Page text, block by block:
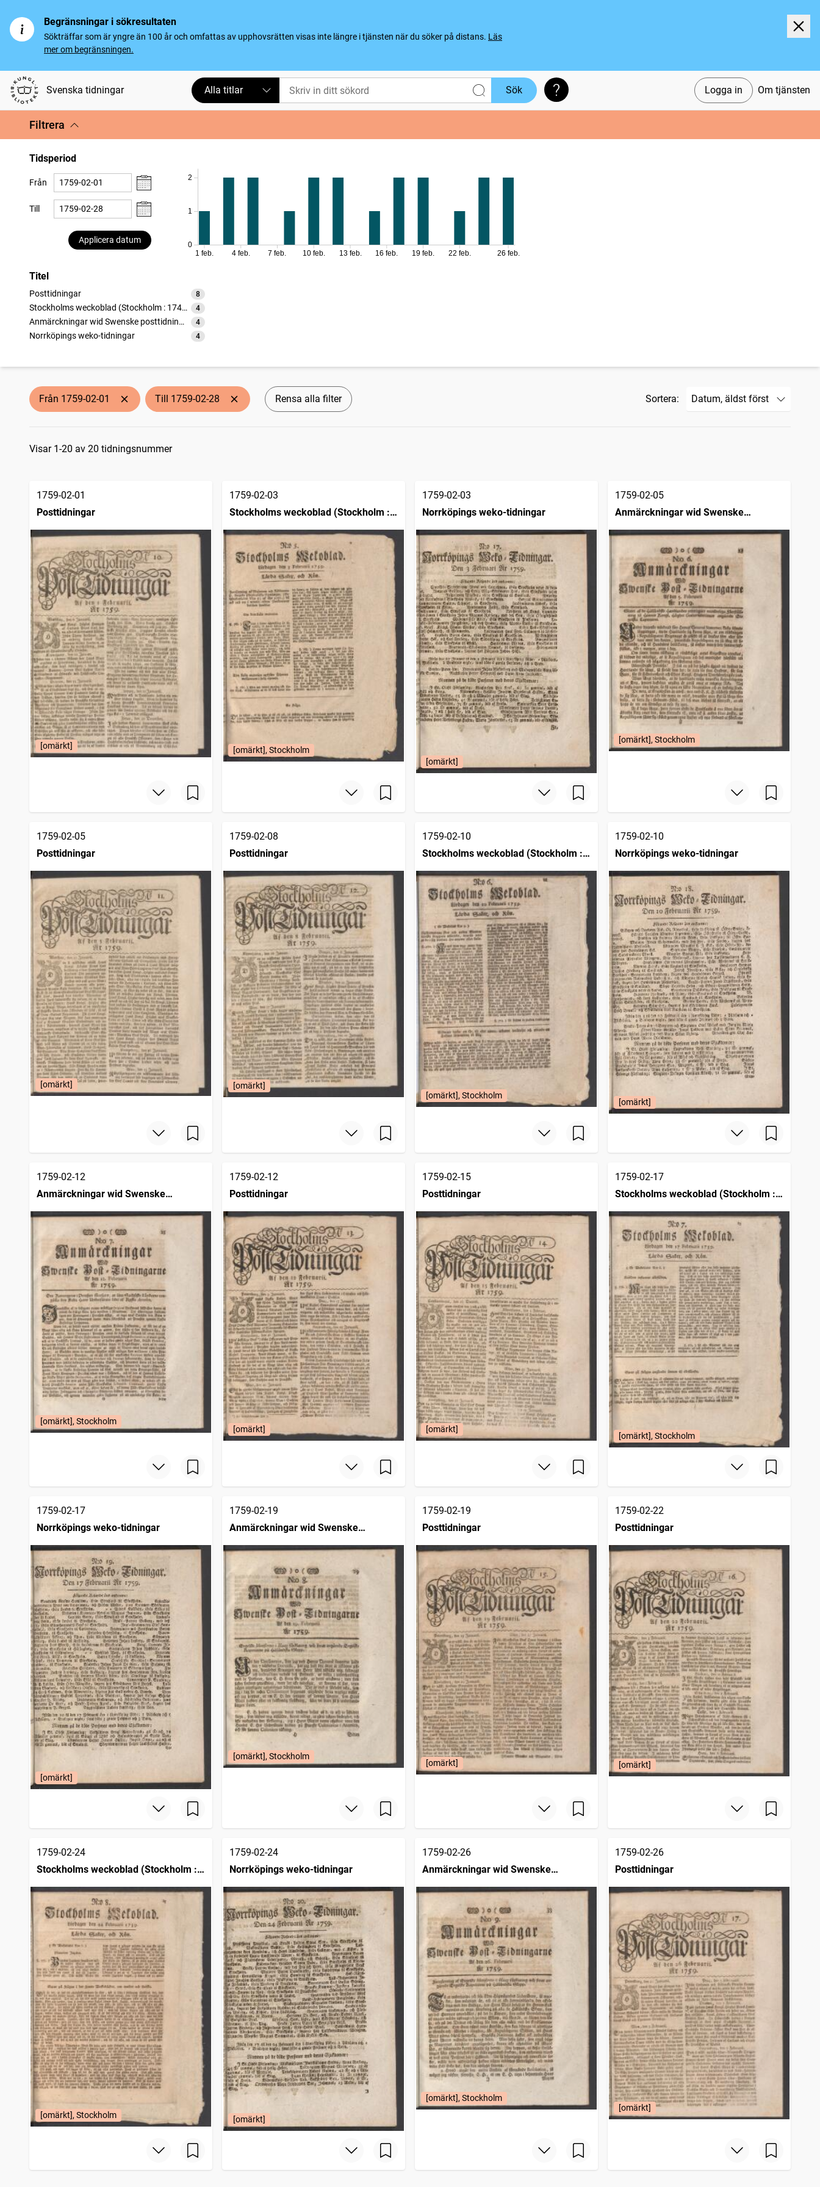
Begränsningar i sökresultaten
Sökträffar som är yngre än 100 år och omfattas av upphovsrätten visas inte längre i tjänsten när du söker på distans. Läs
mer om begränsningen.
Svenska tidningar Logga in Om tjänsten
Alla titlar Sök Söktips
Filtrera
Tidsperiod
Från
Till
Applicera datum
0
1
2
1 feb. 4 feb. 7 feb. 10 feb. 13 feb. 16 feb. 19 feb. 22 feb. 26 feb.
Titel
Posttidningar 8
träffar
Stockholms weckoblad (Stockholm : 1745)
4
träffar
Anmärckningar wid Swenske posttidningarne
4
träffar
Norrköpings weko-tidningar
4
träffar
Från 1759-02-01 Till 1759-02-28 Rensa alla filter Sortera:
Sökresultat
Visar 1-20 av 20 tidningsnummer
1759-02-01
Posttidningar
[omärkt]
1759-02-03
Stockholms weckoblad (Stockholm :
1745)
[omärkt], Stockholm
1759-02-03
Norrköpings weko-tidningar
[omärkt]
1759-02-05
Anmärckningar wid Swenske
posttidningarne
[omärkt], Stockholm
1759-02-05
Posttidningar
[omärkt]
1759-02-08
Posttidningar
[omärkt]
1759-02-10
Stockholms weckoblad (Stockholm :
1745)
[omärkt], Stockholm
1759-02-10
Norrköpings weko-tidningar
[omärkt]
1759-02-12
Anmärckningar wid Swenske
posttidningarne
[omärkt], Stockholm
1759-02-12
Posttidningar
[omärkt]
1759-02-15
Posttidningar
[omärkt]
1759-02-17
Stockholms weckoblad (Stockholm :
1745)
[omärkt], Stockholm
1759-02-17
Norrköpings weko-tidningar
[omärkt]
1759-02-19
Anmärckningar wid Swenske
posttidningarne
[omärkt], Stockholm
1759-02-19
Posttidningar
[omärkt]
1759-02-22
Posttidningar
[omärkt]
1759-02-24
Stockholms weckoblad (Stockholm :
1745)
[omärkt], Stockholm
1759-02-24
Norrköpings weko-tidningar
[omärkt]
1759-02-26
Anmärckningar wid Swenske
posttidningarne
[omärkt], Stockholm
1759-02-26
Posttidningar
[omärkt]